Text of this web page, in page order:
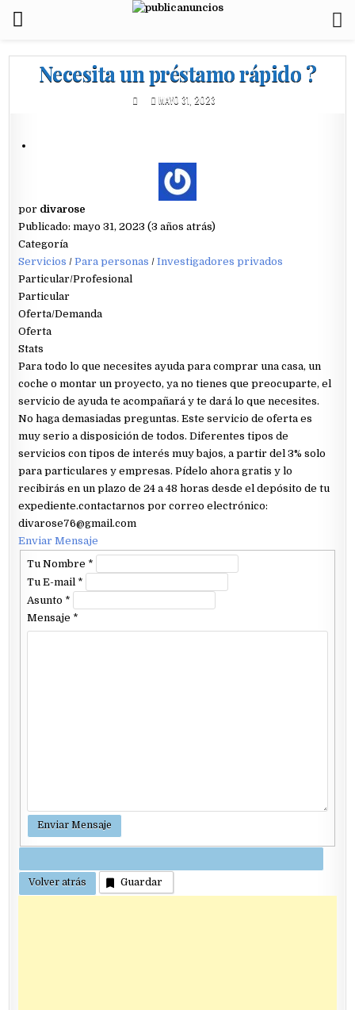
Necesita un préstamo rápido ?
MAYO 31, 2023
por divarose
Publicado: mayo 31, 2023 (3 años atrás)
Categoría
Servicios /Para personas /Investigadores privados
Particular/Profesional
Particular
Oferta/Demanda
Oferta
Stats
Para todo lo que necesites ayuda para comprar una casa, un
coche o montar un proyecto, ya no tienes que preocuparte, el
servicio de ayuda te acompañará y te dará lo que necesites.
No haga demasiadas preguntas. Este servicio de oferta es
muy serio a disposición de todos. Diferentes tipos de
servicios con tipos de interés muy bajos, a partir del 3% solo
para particulares y empresas. Pídelo ahora gratis y lo
recibirás en un plazo de 24 a 48 horas desde el depósito de tu
expediente.contactarnos por correo electrónico:
divarose76@gmail.com
Enviar Mensaje
Tu Nombre *
Tu E-mail *
Asunto *
Mensaje *
Guardar